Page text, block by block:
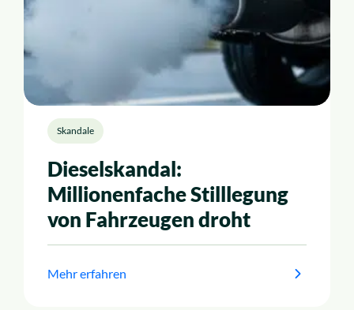
Skandale
Dieselskandal:
Millionenfache Stilllegung
von Fahrzeugen droht
Mehr erfahren